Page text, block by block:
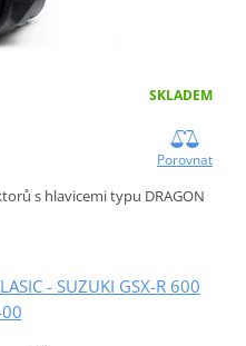
SKLADEM
Porovnat
s hlavicemi typu DRAGON
- SUZUKI GSX-R 600